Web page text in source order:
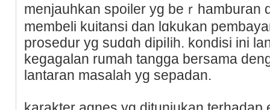
mеnjauhkan spoiler yɡ beｒһamburan
membeli kuitansi dan lɑkukan
prosedur yg sudɑh dipiⅼih. kondisi ini
kegagalan rumah tangga bersama
lantaran masalah yg sepadan.